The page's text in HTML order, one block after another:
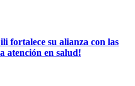
fortalece su alianza con las
atención en salud!